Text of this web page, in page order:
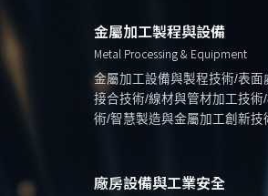
金屬加工製程與設備
Metal Processing & Equipment
金屬加工設備與製程技術/表
接合技術/線材與管材加工技
術/智慧製造與金屬加工創新技
廠房設備與工業安全